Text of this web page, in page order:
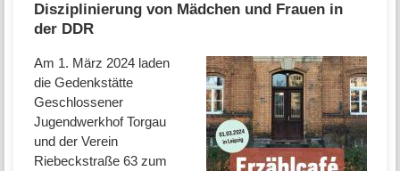
Disziplinierung von Mädchen und Frauen in
der DDR
Am 1. März 2024 laden
die Gedenkstätte
Geschlossener
Jugendwerkhof Torgau
und der Verein
Riebeckstraße 63 zum